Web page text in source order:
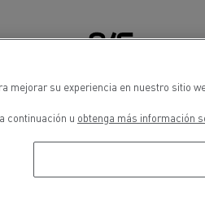
Aire Acondicionado
mejorar su experiencia en nuestro sitio
continuación u obtenga más información